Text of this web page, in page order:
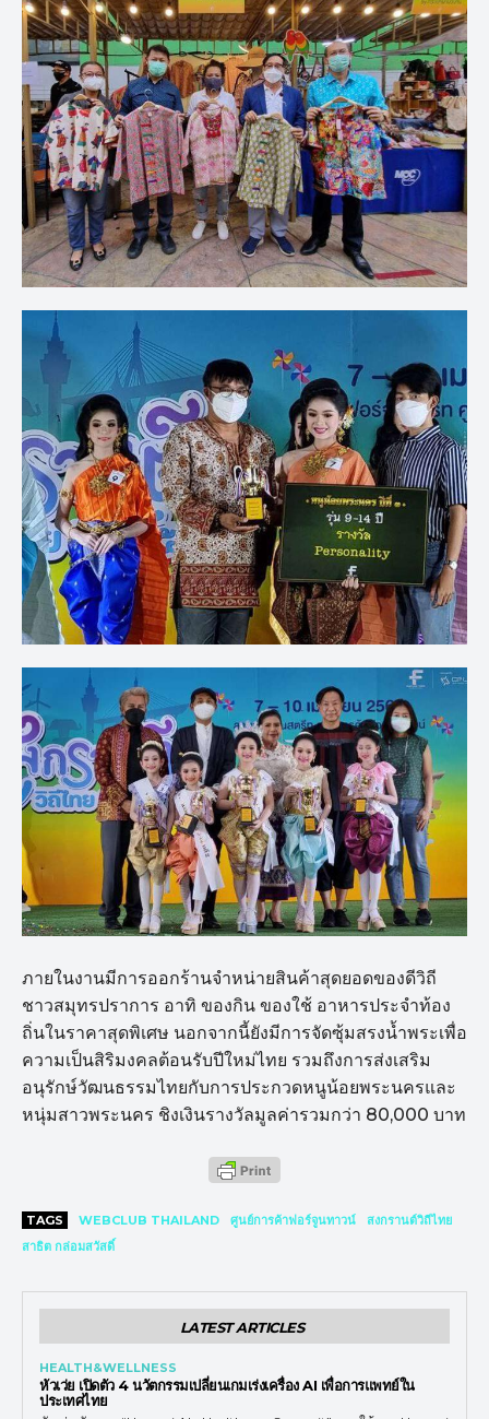
ภายในงานมีการออกร้านจำหน่ายสินค้าสุดยอดของดีวิถี
ชาวสมุทรปราการ อาทิ ของกิน ของใช้ อาหารประจำท้อง
ถิ่นในราคาสุดพิเศษ นอกจากนี้ยังมีการจัดซุ้มสรงน้ำพระเพื่อ
ความเป็นสิริมงคลต้อนรับปีใหม่ไทย รวมถึงการส่งเสริม
อนุรักษ์วัฒนธรรมไทยกับการประกวดหนูน้อยพระนครและ
หนุ่มสาวพระนคร ชิงเงินรางวัลมูลค่ารวมกว่า 80,000 บาท
TAGS WEBCLUB THAILAND ศูนย์การค้าฟอร์จูนทาวน์
สงกรานต์วิถีไทย
สาธิต กล่อมสวัสดิ์
LATEST ARTICLES
HEALTH&WELLNESS
หัวเว่ย เปิดตัว 4 นวัตกรรมเปลี่ยนเกมเร่งเครื่อง AI เพื่อการแพทย์ใน
ประเทศไทย